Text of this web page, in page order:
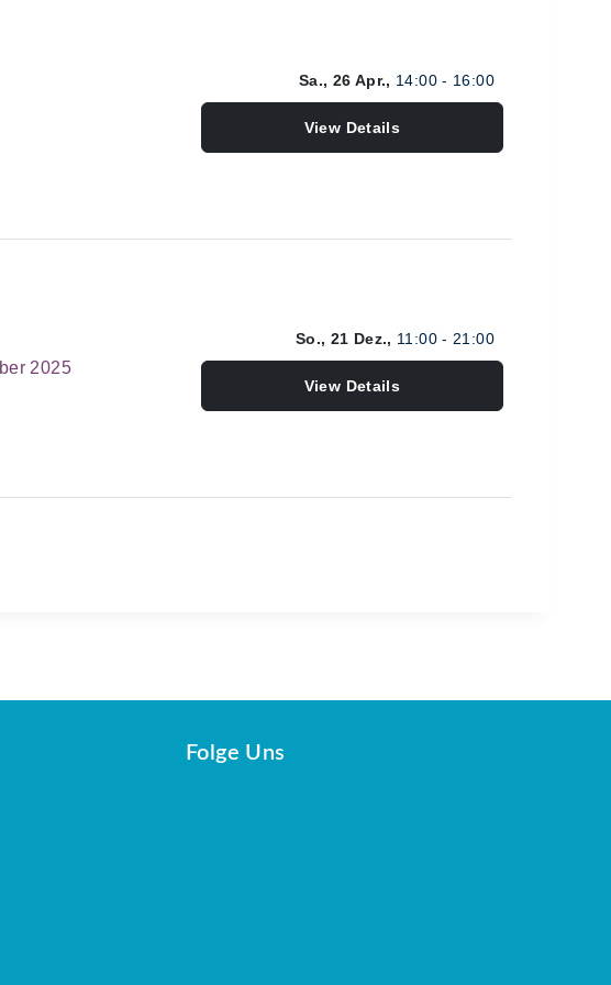
Sa., 26 Apr., 14:00 - 16:00
View Details
2025
So., 21 Dez., 11:00 - 21:00
View Details
Folge Uns